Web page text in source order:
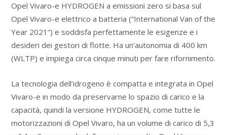
Opel Vivaro-e HYDROGEN a emissioni zero si basa sul
Opel Vivaro-e elettrico a batteria (“International Van of the
Year 2021”) e soddisfa perfettamente le esigenze e i
desideri dei gestori di flotte. Ha un’autonomia di 400 km
(WLTP) e impiega circa cinque minuti per fare rifornimento.
La tecnologia dell’idrogeno è compatta e integrata in Opel
Vivaro-e in modo da preservarne lo spazio di carico e la
capacità, quindi la versione HYDROGEN, come tutte le
motorizzazioni di Opel Vivaro, ha un volume di carico di 5,3